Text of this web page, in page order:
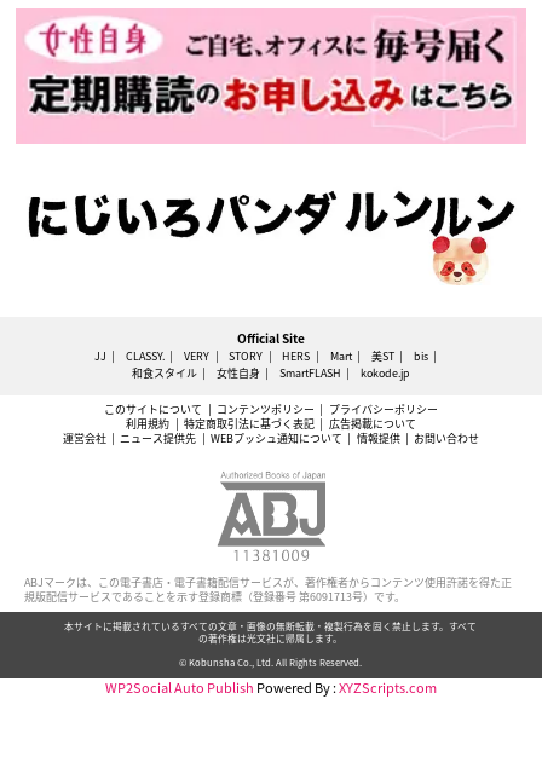
Official Site
JJ CLASSY. VERY STORY HERS Mart 美ST
bis
和食スタイル
女性自身 SmartFLASH kokode.jp
このサイトについて コンテンツポリシー
プライバシーポリシー
利用規約
特定商取引法に基づく表記
広告掲載について
運営会社
ニュース提供先 WEBプッシュ通知について 情報提供 お問い合わせ
ABJマークは、この電子書店・電子書籍配信サービスが、著作権者からコンテンツ使用許諾を得た正
規版配信サービスであることを示す登録商標（登録番号 第6091713号）です。
本サイトに掲載されているすべての文章・画像の無断転載・複製行為を固く禁止します。すべて
の著作権は光文社に帰属します。
© Kobunsha Co., Ltd. All Rights Reserved.
WP2Social Auto Publish Powered By :XYZScripts.com